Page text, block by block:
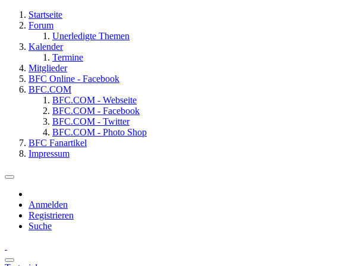
Startseite
Forum
Unerledigte Themen
Kalender
Termine
Mitglieder
BFC Online - Facebook
BFC.COM
BFC.COM - Webseite
BFC.COM - Facebook
BFC.COM - Twitter
BFC.COM - Photo Shop
BFC Fanartikel
Impressum
Anmelden
Registrieren
Suche